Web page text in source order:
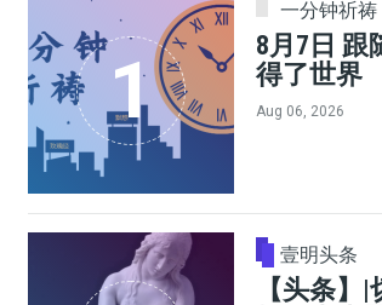
一分钟祈祷
8月7日 跟
得了世界
Aug 06, 2026
壹明头条
【头条】